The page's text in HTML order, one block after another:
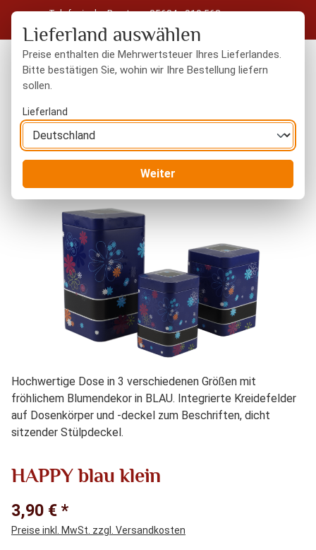
Zum Hauptinhalt springen
Telefonische Beratung: 05604 - 919 563
Kostenloser Versand in Deutschland ab 50 € Warenwert
Bildergalerie überspringen
Hochwertige Dose in 3 verschiedenen Größen mit
fröhlichem Blumendekor in BLAU. Integrierte Kreidefelder
auf Dosenkörper und -deckel zum Beschriften, dicht
sitzender Stülpdeckel.
HAPPY blau klein
3,90 € *
Preise inkl. MwSt. zzgl. Versandkosten
Lieferland auswählen
Preise enthalten die Mehrwertsteuer Ihres Lieferlandes.
Bitte bestätigen Sie, wohin wir Ihre Bestellung liefern
sollen.
Lieferland
Weiter